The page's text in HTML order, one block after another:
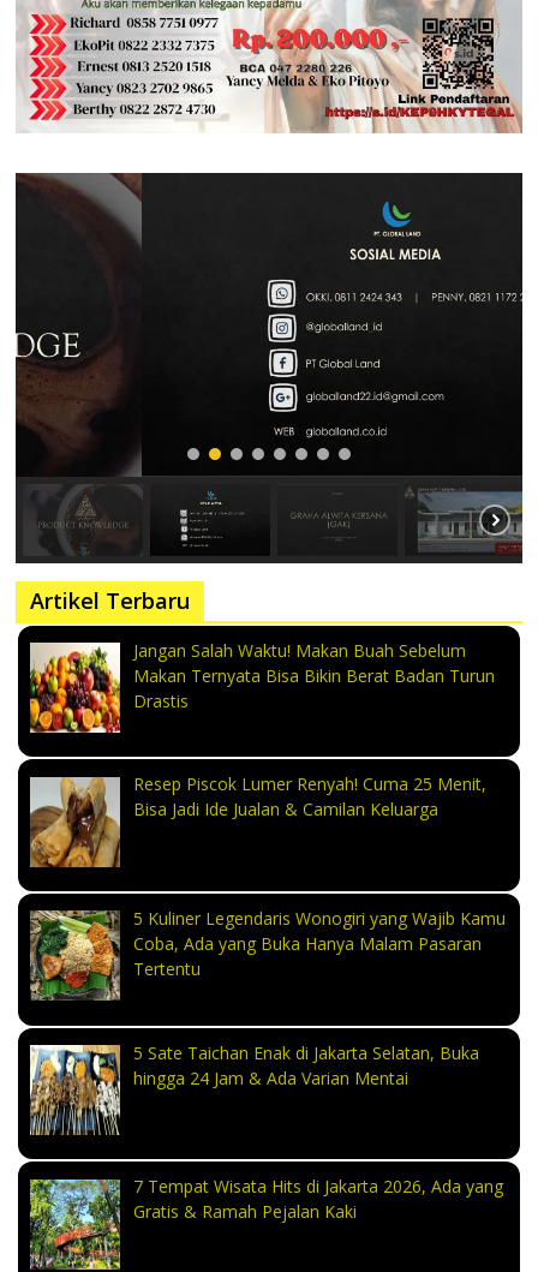
Artikel Terbaru
Jangan Salah Waktu! Makan Buah Sebelum
Makan Ternyata Bisa Bikin Berat Badan Turun
Drastis
Resep Piscok Lumer Renyah! Cuma 25 Menit,
Bisa Jadi Ide Jualan & Camilan Keluarga
5 Kuliner Legendaris Wonogiri yang Wajib Kamu
Coba, Ada yang Buka Hanya Malam Pasaran
Tertentu
5 Sate Taichan Enak di Jakarta Selatan, Buka
hingga 24 Jam & Ada Varian Mentai
7 Tempat Wisata Hits di Jakarta 2026, Ada yang
Gratis & Ramah Pejalan Kaki